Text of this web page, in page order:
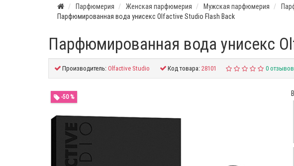
Парфюмерия Женская парфюмерия Мужская парфюмерия
Парфюмированная вода унисекс Olfactive Studio Flash Back
Парфюмированная вода унисекс
Производитель:Olfactive Studio Код товара:28101 0 отзывов
-50 %